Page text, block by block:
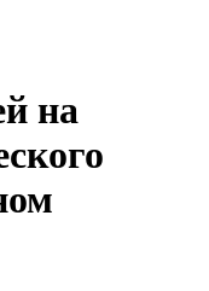
на